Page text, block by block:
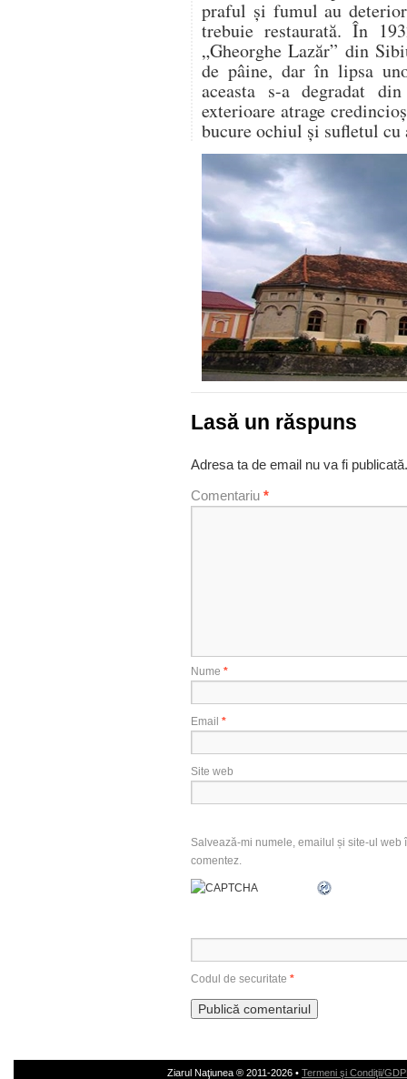
praful și fumul au
trebuie restaurată. În
„Gheorghe Lazăr” din
de pâine, dar în lipsa
aceasta s-a degradat
exterioare atrage
bucure ochiul și sufletul cu
Lasă un răspuns
Adresa ta de email nu va fi publicată.
Comentariu *
Nume *
Email *
Site web
Salvează-mi numele, emailul și site-ul
comentez.
Codul de securitate *
Ziarul Naţiunea ® 2011-2026 • Termeni şi Condiţii/